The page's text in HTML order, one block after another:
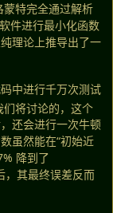
蒙特完全通过解析
件进行最小化函数
理论上推导出了一
中进行千万次测试
们将讨论的，这个
还会进行一次牛顿
虽然能在“初始近
降到了
，其最终误差反而